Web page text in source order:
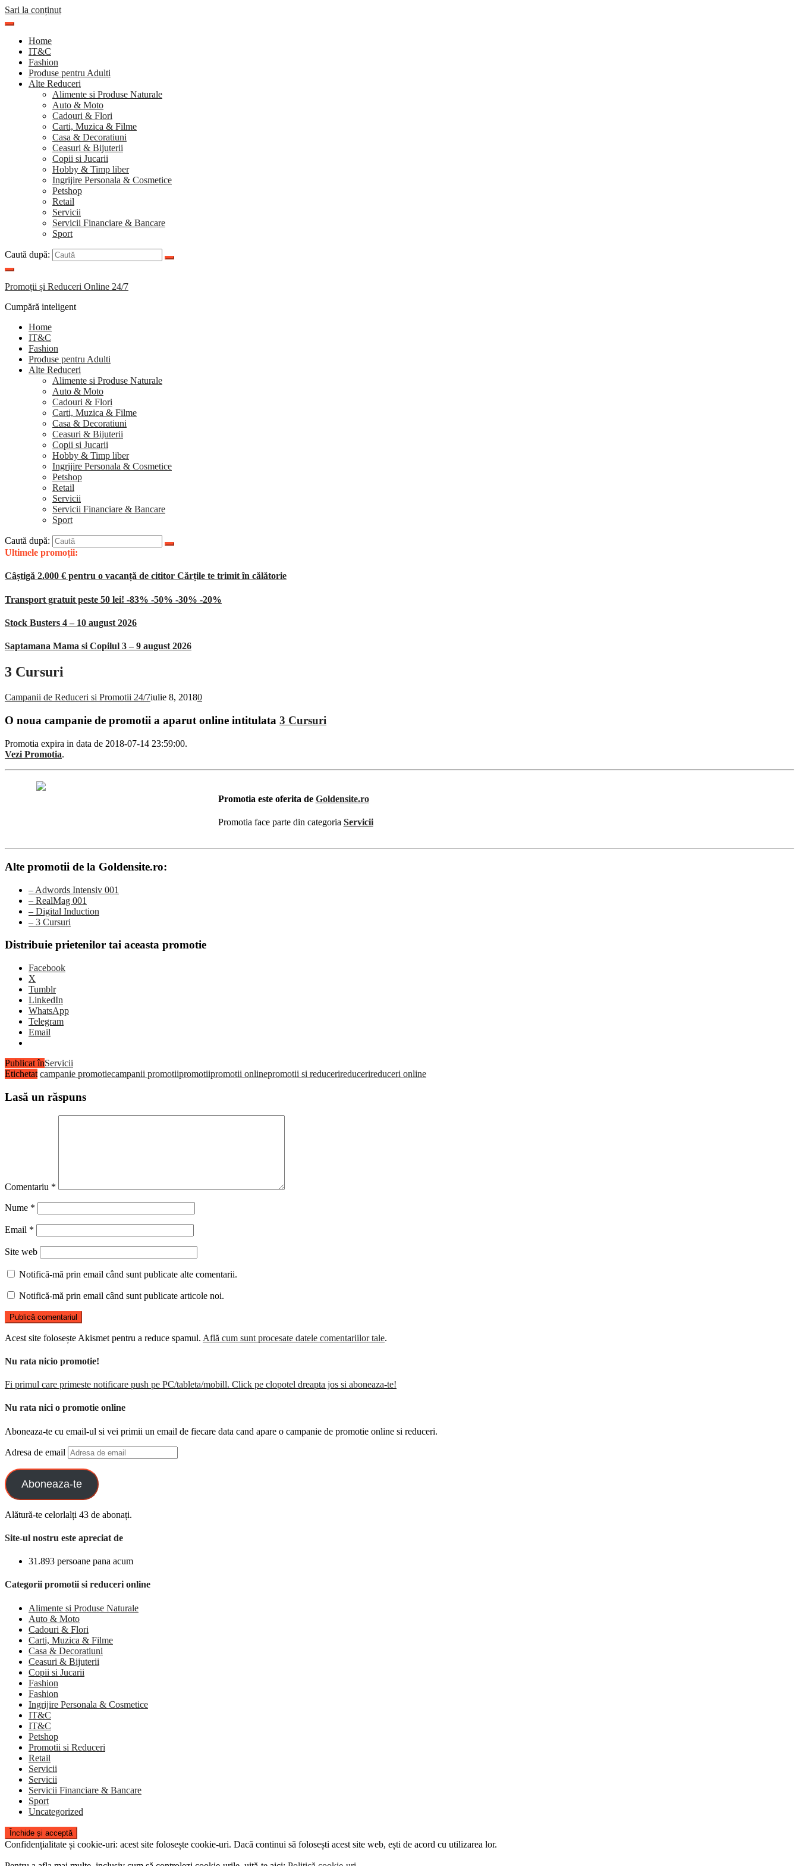
Sari la conținut
Home
IT&C
Fashion
Produse pentru Adulti
Alte Reduceri
Alimente si Produse Naturale
Auto & Moto
Cadouri & Flori
Carti, Muzica & Filme
Casa & Decoratiuni
Ceasuri & Bijuterii
Copii si Jucarii
Hobby & Timp liber
Ingrijire Personala & Cosmetice
Petshop
Retail
Servicii
Servicii Financiare & Bancare
Sport
Caută după:
Promoții și Reduceri Online 24/7
Cumpără inteligent
Home
IT&C
Fashion
Produse pentru Adulti
Alte Reduceri
Alimente si Produse Naturale
Auto & Moto
Cadouri & Flori
Carti, Muzica & Filme
Casa & Decoratiuni
Ceasuri & Bijuterii
Copii si Jucarii
Hobby & Timp liber
Ingrijire Personala & Cosmetice
Petshop
Retail
Servicii
Servicii Financiare & Bancare
Sport
Caută după:
Ultimele promoții:
Câștigă 2.000 € pentru o vacanță de cititor Cărțile te trimit în călătorie
Transport gratuit peste 50 lei! -83% -50% -30% -20%
Stock Busters 4 – 10 august 2026
Saptamana Mama si Copilul 3 – 9 august 2026
3 Cursuri
Campanii de Reduceri si Promotii 24/7iulie 8, 20180
O noua campanie de promotii a aparut online intitulata 3 Cursuri
Promotia expira in data de 2018-07-14 23:59:00.
Vezi Promotia.
Promotia este oferita de Goldensite.ro
Promotia face parte din categoria Servicii
Alte promotii de la Goldensite.ro:
– Adwords Intensiv 001
– RealMag 001
– Digital Induction
– 3 Cursuri
Distribuie prietenilor tai aceasta promotie
Facebook
X
Tumblr
LinkedIn
WhatsApp
Telegram
Email
Publicat înServicii
Etichetat campanie promotiecampanii promotiipromotiipromotii onlinepromotii si reducerireducerireduceri online
Lasă un răspuns
Comentariu *
Nume *
Email *
Site web
Notifică-mă prin email când sunt publicate alte comentarii.
Notifică-mă prin email când sunt publicate articole noi.
Acest site folosește Akismet pentru a reduce spamul. Află cum sunt procesate datele comentariilor tale.
Nu rata nicio promotie!
Fi primul care primeste notificare push pe PC/tableta/mobill. Click pe clopotel dreapta jos si aboneaza-te!
Nu rata nici o promotie online
Aboneaza-te cu email-ul si vei primii un email de fiecare data cand apare o campanie de promotie online si reduceri.
Adresa de email
Aboneaza-te
Alătură-te celorlalți 43 de abonați.
Site-ul nostru este apreciat de
31.893 persoane pana acum
Categorii promotii si reduceri online
Alimente si Produse Naturale
Auto & Moto
Cadouri & Flori
Carti, Muzica & Filme
Casa & Decoratiuni
Ceasuri & Bijuterii
Copii si Jucarii
Fashion
Fashion
Ingrijire Personala & Cosmetice
IT&C
IT&C
Petshop
Promotii si Reduceri
Retail
Servicii
Servicii
Servicii Financiare & Bancare
Sport
Uncategorized
Confidențialitate și cookie-uri: acest site folosește cookie-uri. Dacă continui să folosești acest site web, ești de acord cu utilizarea lor.